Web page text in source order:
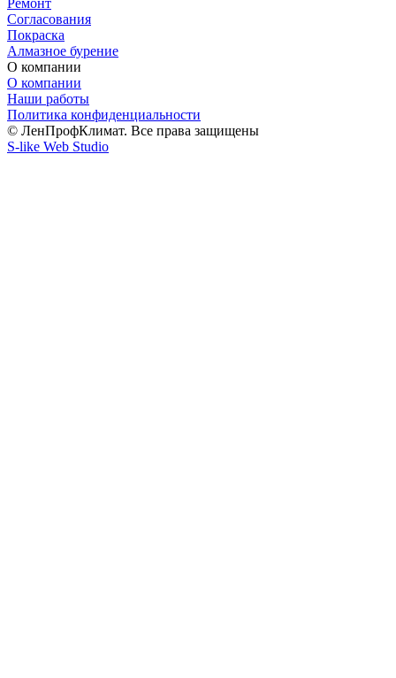
Ремонт
Согласования
Покраска
Алмазное бурение
О компании
О компании
Наши работы
Политика конфиденциальности
© ЛенПрофКлимат. Все права защищены
S-like Web Studio